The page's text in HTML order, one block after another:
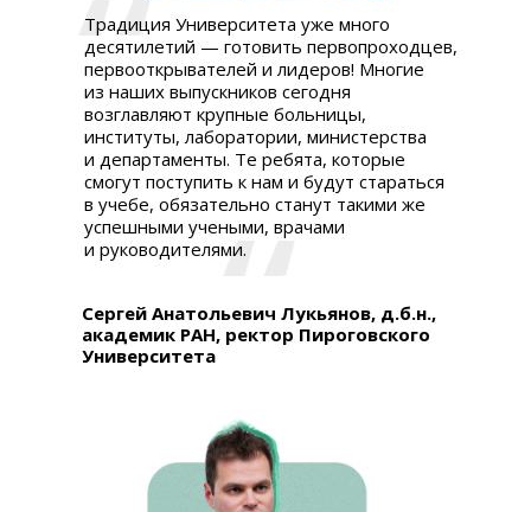
Традиция Университета уже много
десятилетий — готовить первопроходцев,
первооткрывателей и лидеров! Многие
из наших выпускников сегодня
возглавляют крупные больницы,
институты, лаборатории, министерства
и департаменты. Те ребята, которые
смогут поступить к нам и будут стараться
в учебе, обязательно станут такими же
успешными учеными, врачами
и руководителями.
Сергей Анатольевич Лукьянов, д.б.н.,
академик РАН, ректор Пироговского
Университета